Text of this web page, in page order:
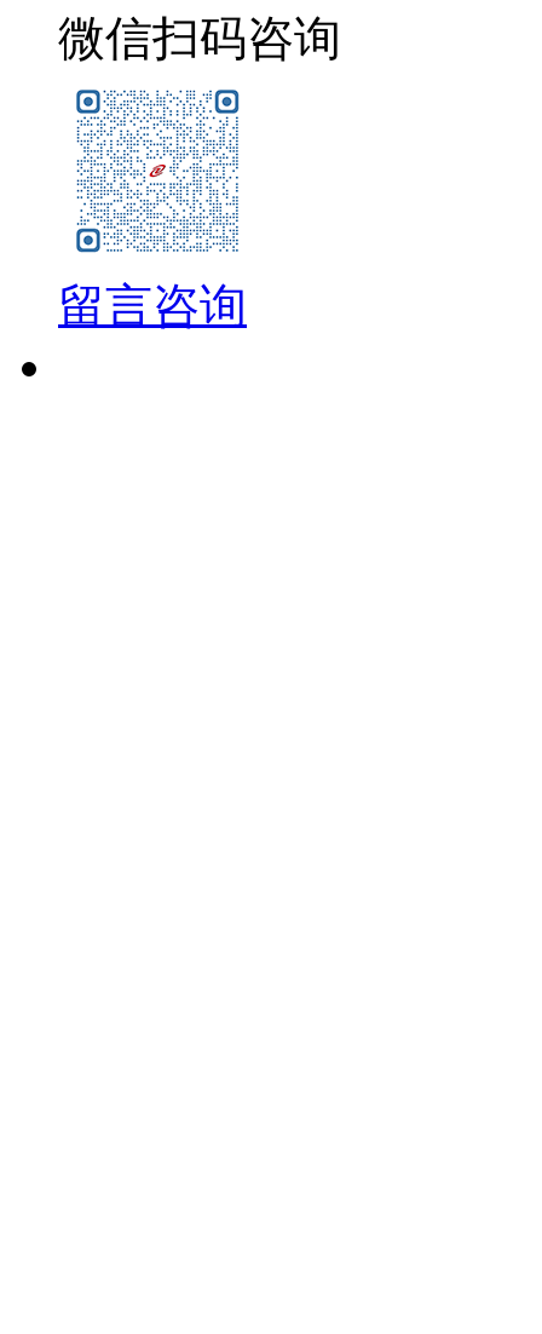
微信扫码咨询
留言咨询